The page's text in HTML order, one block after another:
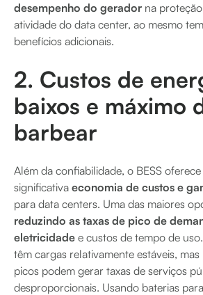
desempenho do gerador na
atividade do data center, ao mesmo
benefícios adicionais.
2. Custos de
baixos e máximo
barbear
Além da confiabilidade, o BESS
significativa economia de custos e
para data centers. Uma das maiores
reduzindo as taxas de pico de
eletricidade e custos de tempo de
têm cargas relativamente estáveis,
picos podem gerar taxas de serviços
desproporcionais. Usando baterias